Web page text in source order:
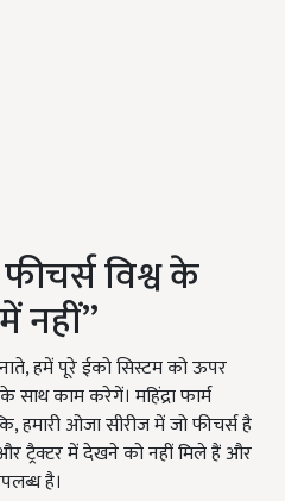
विश्व के
नहीं”
हमें पूरे ईको सिस्टम को ऊपर
काम करेगें। महिंद्रा फार्म
हमारी ओजा सीरीज में जो फीचर्स है
ट्रैक्टर में देखने को नहीं मिले हैं और
है।